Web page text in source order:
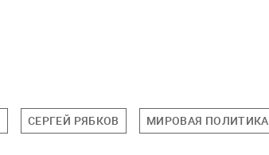
СЕРГЕЙ РЯБКОВ МИРОВАЯ ПОЛИТИКА